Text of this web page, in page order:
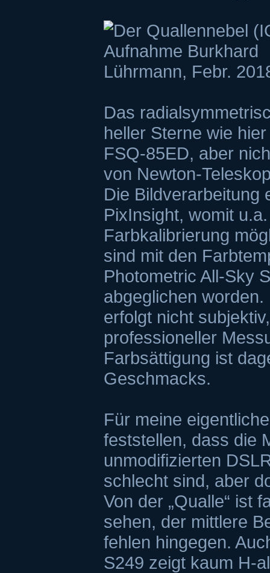
Das
heller Sterne wie
FSQ-85ED, aber
von Newton-
Die Bildverarbeitung
PixInsight, womit
Farbkalibrierung
sind mit den
Photometric All-Sky
abgeglichen
erfolgt nicht
professioneller
Farbsättigung ist
Geschmacks.
Für meine
feststellen, dass die
unmodifizierten
schlecht sind, aber
Von der „Qualle“ ist
sehen, der mittlere
fehlen hingegen.
S249 zeigt kaum H-